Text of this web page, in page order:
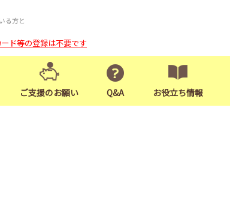
る方と
ド等の登録は不要です
ご支援のお願い Q&A お役立ち情報